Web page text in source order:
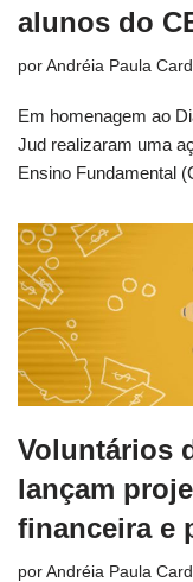
alunos do
por Andréia Paula
Em homenagem ao
Jud realizaram uma
Ensino Fundamental
Voluntários
lançam
financeira e
por Andréia Paula